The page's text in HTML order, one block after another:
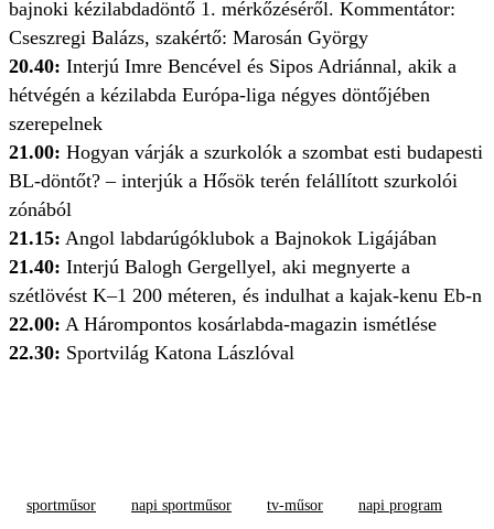
bajnoki kézilabdadöntő 1. mérkőzéséről. Kommentátor:
Cseszregi Balázs, szakértő: Marosán György
20.40: Interjú Imre Bencével és Sipos Adriánnal, akik a
hétvégén a kézilabda Európa-liga négyes döntőjében
szerepelnek
21.00: Hogyan várják a szurkolók a szombat esti budapesti
BL-döntőt? – interjúk a Hősök terén felállított szurkolói
zónából
21.15: Angol labdarúgóklubok a Bajnokok Ligájában
21.40: Interjú Balogh Gergellyel, aki megnyerte a
szétlövést K–1 200 méteren, és indulhat a kajak-kenu Eb-n
22.00: A Hárompontos kosárlabda-magazin ismétlése
22.30: Sportvilág Katona Lászlóval
sportműsor napi sportműsor tv-műsor napi program